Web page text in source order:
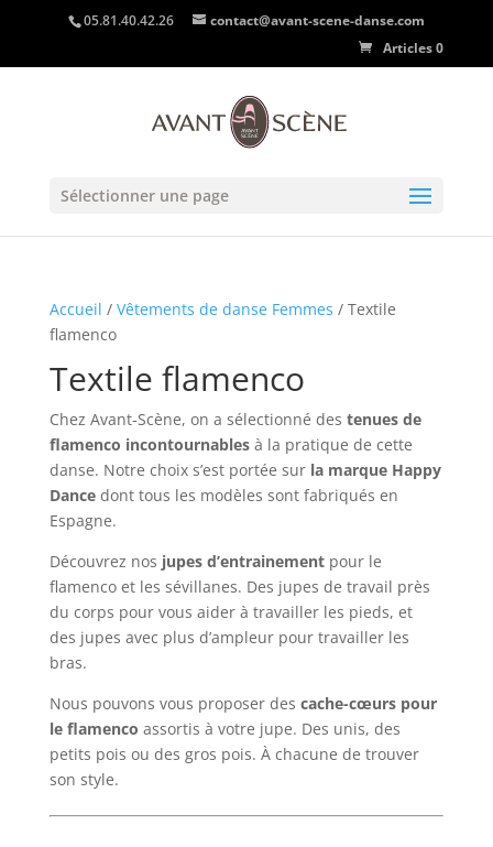
05.81.40.42.26
contact@avant-scene-danse.com
Articles 0
Sélectionner une page
Accueil / Vêtements de danse Femmes / Textile
flamenco
Textile flamenco
Chez Avant-Scène, on a sélectionné des tenues de
flamenco incontournablesà la pratique de cette
danse. Notre choix s’est portée sur la marque Happy
Dancedont tous les modèles sont fabriqués en
Espagne.
Découvrez nos jupes d’entrainementpour le
flamenco et les sévillanes. Des jupes de travail près
du corps pour vous aider à travailler les pieds, et
des jupes avec plus d’ampleur pour travailler les
bras.
Nous pouvons vous proposer des cache-cœurs pour
le flamenco assortis à votre jupe. Des unis, des
petits pois ou des gros pois. À chacune de trouver
son style.